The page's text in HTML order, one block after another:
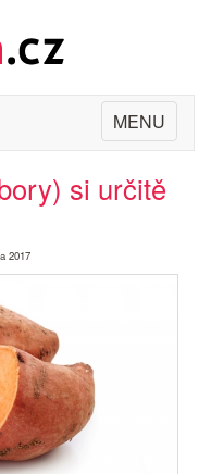
Toggle
navigation
MENU
si určitě
2017